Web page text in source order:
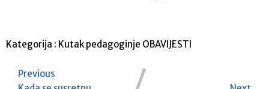
Kategorija : Kutak pedagoginje OBAVIJESTI
Previous